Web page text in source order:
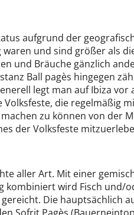
aufgrund der
und sind größer als
und Bräuche gänzlich
Ball pagès hingegen
legt man auf Ibiza
die regelmäßig
zu können von der
der Volksfeste
aller Art. Mit einer
kombiniert wird Fisch und/
Die hauptsächlich